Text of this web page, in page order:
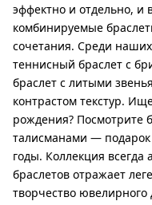
эффектно и отдельно, и
комбинируемые
сочетания. Среди
теннисный браслет с
браслет с литыми
контрастом текстур.
рождения? Посмотрите
талисманами — подарок
годы. Коллекция
браслетов отражает
творчество ювелирного